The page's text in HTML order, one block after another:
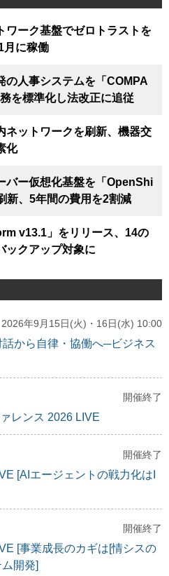
ワーク基盤でゼロトラストを
月に稼働
の人事システムを「COMPA
を標準化し法改正に追従
ネットワークを刷新、機器交
化
バー仮想化基盤を「OpenShi
、5年間の費用を2割減
v13.1」をリリース、14の
ックアップ対象に
2026年9月15日(火)・16日(水) 10:00
から自律・協働へ─ビジネス
開催終了
レンス 2026 LIVE
開催終了
[AIエージェントの戦力化はI
開催終了
[事業成長のカギは[情シスの
開発]